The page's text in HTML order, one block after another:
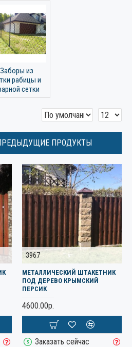
Заборы из
рабицы и
сетки
ПРОДУКТЫ
3967
МЕТАЛЛИЧЕСКИЙ ШТАКЕТНИК
ПОД ДЕРЕВО КРЫМСКИЙ
ПЕРСИК
4600.00р.
Заказать сейчас